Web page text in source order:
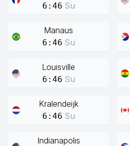
6:46 Su
Manaus
6:46 Su
Louisville
6:46 Su
Kralendeijk
6:46 Su
Indianapolis